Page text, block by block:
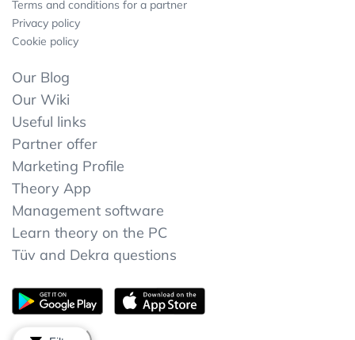
Terms and conditions for a partner
Privacy policy
Cookie policy
Our Blog
Our Wiki
Useful links
Partner offer
Marketing Profile
Theory App
Management software
Learn theory on the PC
Tüv and Dekra questions